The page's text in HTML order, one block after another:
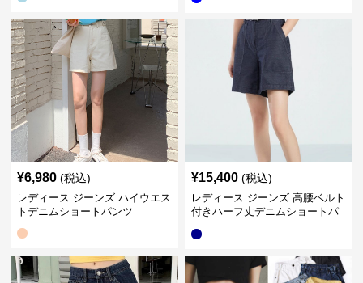
¥6,980 (税込)
レディース ジーンズ ハイウエス
トデニムショートパンツ
¥15,400 (税込)
レディース ジーンズ 高腰ベルト
付きハーフ丈デニムショートパ